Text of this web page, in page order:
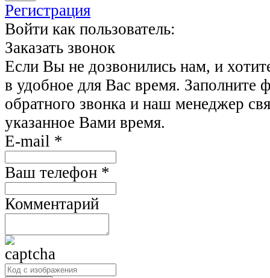
Регистрация
Войти как пользователь:
Заказать звонок
Если Вы не дозвонились нам, и
в удобное для Вас время. Заполните
обратного звонка и наш менеджер
указанное Вами время.
E-mail *
Ваш телефон *
Комментарий